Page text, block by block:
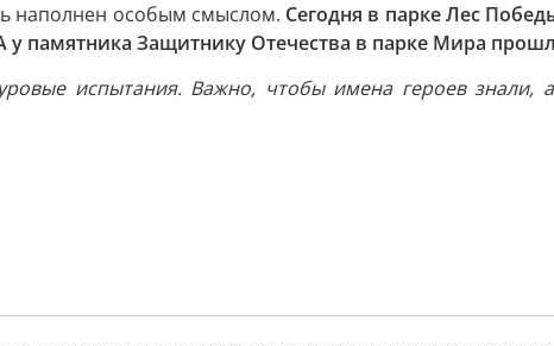
наполнен особым смыслом. Сегодня в парке Лес
памятника Защитнику Отечества в парке Мира
испытания. Важно, чтобы имена героев знали,